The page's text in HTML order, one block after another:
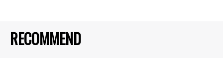
RECOMMEND